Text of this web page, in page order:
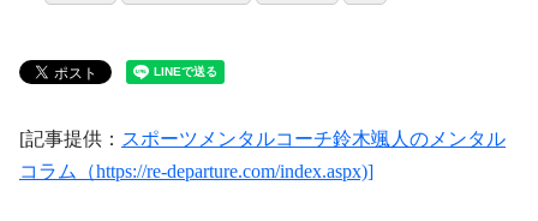
[記事提供： スポーツメンタルコーチ鈴木颯人のメンタル
コラム（https://re-departure.com/index.aspx)]